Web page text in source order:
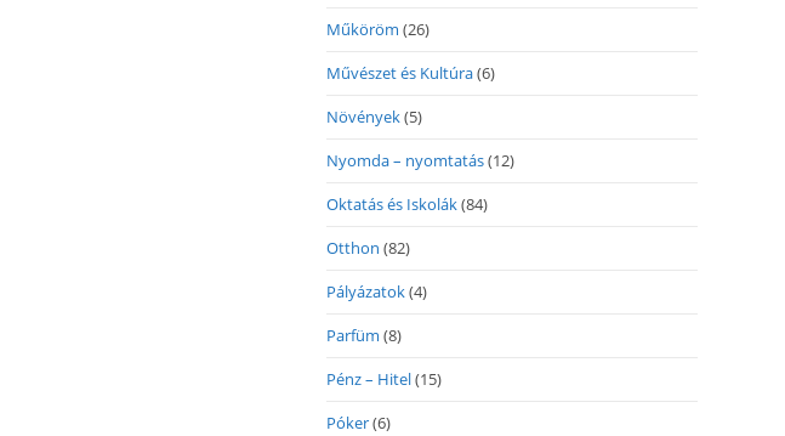
Műköröm (26)
Művészet és Kultúra(6)
Növények(5)
Nyomda – nyomtatás(12)
Oktatás és Iskolák(84)
Otthon (82)
Pályázatok(4)
Parfüm (8)
Pénz – Hitel(15)
Póker(6)